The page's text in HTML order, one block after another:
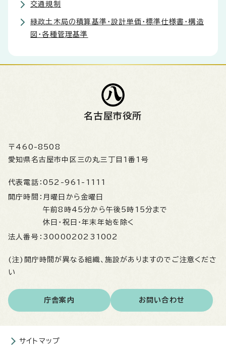
交通規制
緑政土木局の積算基準・設計単価・標準仕様書・構造
図・各種管理基準
名古屋市役所
〒460-8508
愛知県名古屋市中区三の丸三丁目1番1号
代表電話： 052-961-1111
開庁時間： 月曜日から金曜日
午前8時45分から午後5時15分まで
休日・祝日・年末年始を除く
法人番号： 3000020231002
(注)開庁時間が異なる組織、施設がありますのでご注意くださ
い
庁舎案内 お問い合わせ
サイトマップ